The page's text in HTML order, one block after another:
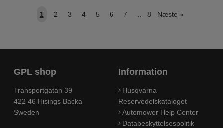
1 2 3 4 5 6 7 .. 8 Næste »
GPL shop
Transportgatan 39
422 46 Hisings Backa
Sweden
Information
Husqvarna
Reservedelskataloget
Automower Help Center
Databeskyttelsespolitik